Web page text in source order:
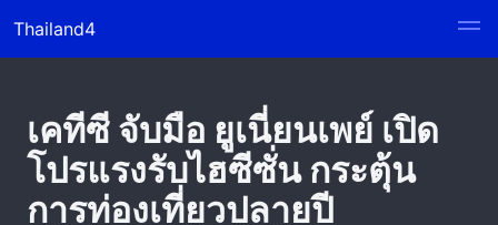
Thailand4
เคทีซี จับมือ ยูเนี่ยนเพย์ เปิด
โปรแรงรับไฮซีซั่น กระตุ้น
การท่องเที่ยวปลายปี